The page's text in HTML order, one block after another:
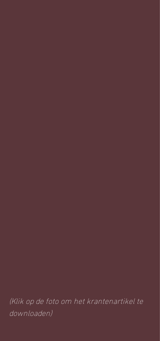
(Klik op de foto om het krantenartikel te
downloaden)